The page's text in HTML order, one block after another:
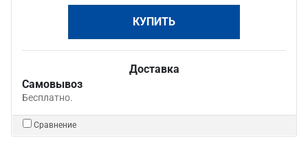
КУПИТЬ
Доставка
Самовывоз
Бесплатно.
Сравнение